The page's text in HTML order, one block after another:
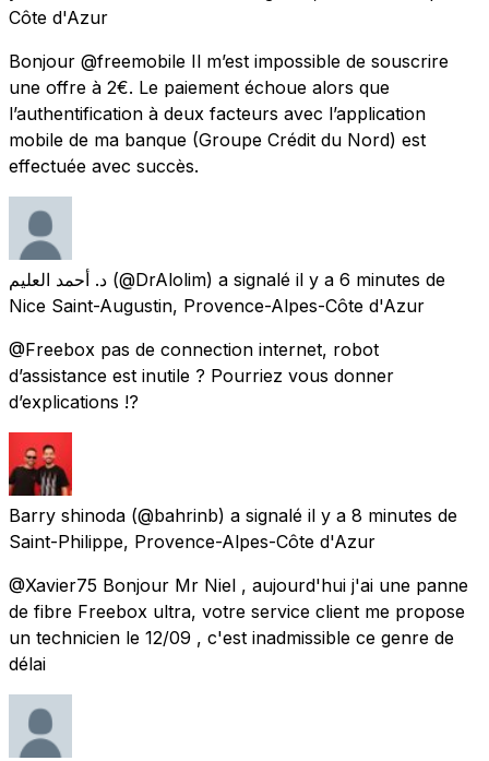
Côte d'Azur
Bonjour @freemobile Il m’est impossible de souscrire
une offre à 2€. Le paiement échoue alors que
l’authentification à deux facteurs avec l’application
mobile de ma banque (Groupe Crédit du Nord) est
effectuée avec succès.
د. أحمد العليم (@DrAlolim) a signalé il y a 6 minutes de
Nice Saint-Augustin, Provence-Alpes-Côte d'Azur
@Freebox pas de connection internet, robot
d’assistance est inutile ? Pourriez vous donner
d’explications !?
Barry shinoda (@bahrinb) a signalé il y a 8 minutes de
Saint-Philippe, Provence-Alpes-Côte d'Azur
@Xavier75 Bonjour Mr Niel , aujourd'hui j'ai une panne
de fibre Freebox ultra, votre service client me propose
un technicien le 12/09 , c'est inadmissible ce genre de
délai